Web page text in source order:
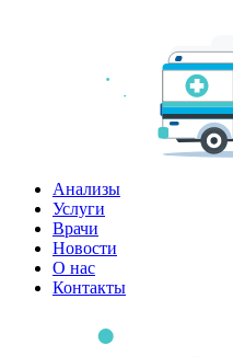
Анализы
Услуги
Врачи
Новости
О нас
Контакты